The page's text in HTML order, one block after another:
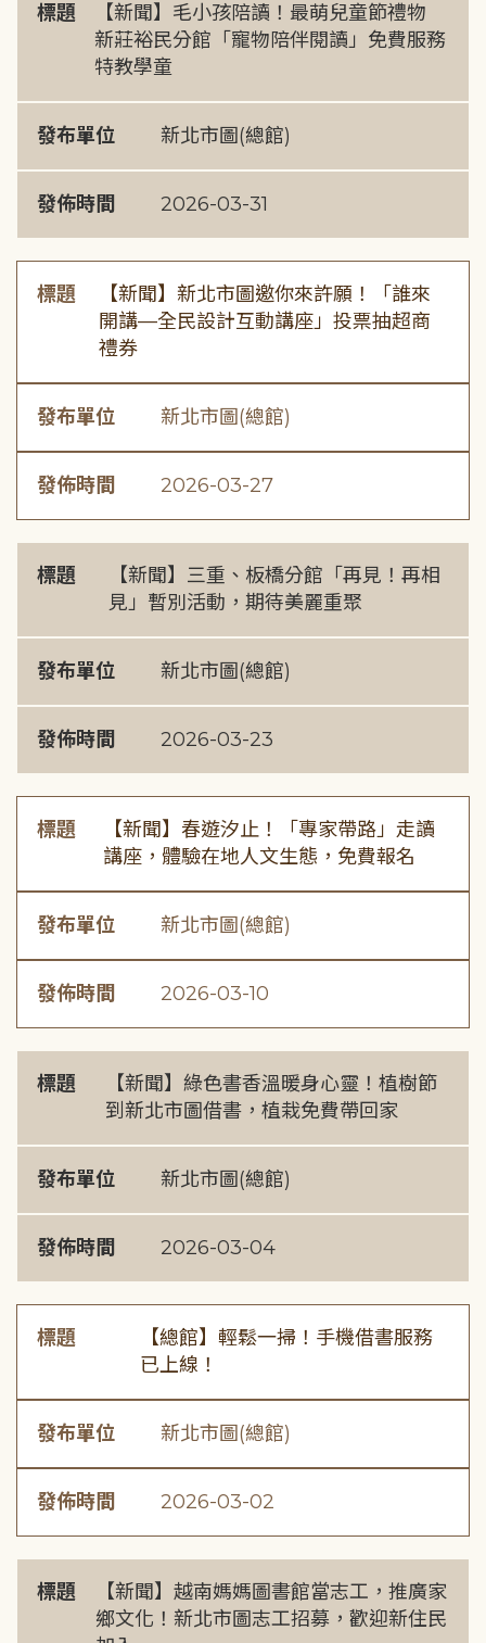
標題
【新聞】毛小孩陪讀！最萌兒童節禮物
新莊裕民分館「寵物陪伴閱讀」免費服務
特教學童
發布單位 新北市圖(總館)
發佈時間 2026-03-31
標題
【新聞】新北市圖邀你來許願！「誰來
開講—全民設計互動講座」投票抽超商
禮券
發布單位 新北市圖(總館)
發佈時間 2026-03-27
標題
【新聞】三重、板橋分館「再見！再相
見」暫別活動，期待美麗重聚
發布單位 新北市圖(總館)
發佈時間 2026-03-23
標題
【新聞】春遊汐止！「專家帶路」走讀
講座，體驗在地人文生態，免費報名
發布單位 新北市圖(總館)
發佈時間 2026-03-10
標題
【新聞】綠色書香溫暖身心靈！植樹節
到新北市圖借書，植栽免費帶回家
發布單位 新北市圖(總館)
發佈時間 2026-03-04
標題
【總館】輕鬆一掃！手機借書服務
已上線！
發布單位 新北市圖(總館)
發佈時間 2026-03-02
標題
【新聞】越南媽媽圖書館當志工，推廣家
鄉文化！新北市圖志工招募，歡迎新住民